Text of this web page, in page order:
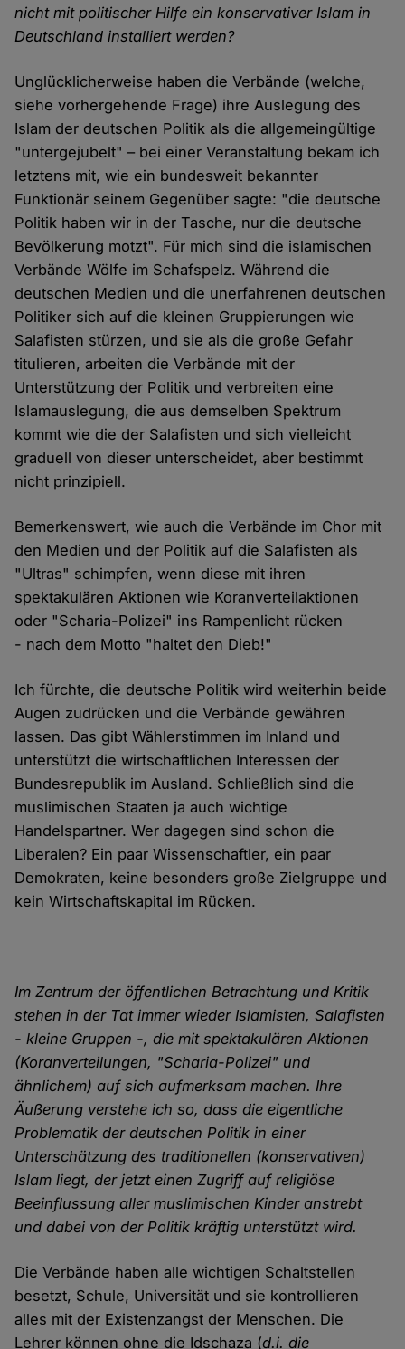
nicht mit politischer Hilfe ein konservativer Islam in
Deutschland installiert werden?
Unglücklicherweise haben die Verbände (welche,
siehe vorhergehende Frage) ihre Auslegung des
Islam der deutschen Politik als die allgemeingültige
"untergejubelt" – bei einer Veranstaltung bekam ich
letztens mit, wie ein bundesweit bekannter
Funktionär seinem Gegenüber sagte: "die deutsche
Politik haben wir in der Tasche, nur die deutsche
Bevölkerung motzt". Für mich sind die islamischen
Verbände Wölfe im Schafspelz. Während die
deutschen Medien und die unerfahrenen deutschen
Politiker sich auf die kleinen Gruppierungen wie
Salafisten stürzen, und sie als die große Gefahr
titulieren, arbeiten die Verbände mit der
Unterstützung der Politik und verbreiten eine
Islamauslegung, die aus demselben Spektrum
kommt wie die der Salafisten und sich vielleicht
graduell von dieser unterscheidet, aber bestimmt
nicht prinzipiell.
Bemerkenswert, wie auch die Verbände im Chor mit
den Medien und der Politik auf die Salafisten als
"Ultras" schimpfen, wenn diese mit ihren
spektakulären Aktionen wie Koranverteilaktionen
oder "Scharia-Polizei" ins Rampenlicht rücken
- nach dem Motto "haltet den Dieb!"
Ich fürchte, die deutsche Politik wird weiterhin beide
Augen zudrücken und die Verbände gewähren
lassen. Das gibt Wählerstimmen im Inland und
unterstützt die wirtschaftlichen Interessen der
Bundesrepublik im Ausland. Schließlich sind die
muslimischen Staaten ja auch wichtige
Handelspartner. Wer dagegen sind schon die
Liberalen? Ein paar Wissenschaftler, ein paar
Demokraten, keine besonders große Zielgruppe und
kein Wirtschaftskapital im Rücken.
Im Zentrum der öffentlichen Betrachtung und Kritik
stehen in der Tat immer wieder Islamisten, Salafisten
- kleine Gruppen -, die mit spektakulären Aktionen
(Koranverteilungen, "Scharia-Polizei" und
ähnlichem) auf sich aufmerksam machen. Ihre
Äußerung verstehe ich so, dass die eigentliche
Problematik der deutschen Politik in einer
Unterschätzung des traditionellen (konservativen)
Islam liegt, der jetzt einen Zugriff auf religiöse
Beeinflussung aller muslimischen Kinder anstrebt
und dabei von der Politik kräftig unterstützt wird.
Die Verbände haben alle wichtigen Schaltstellen
besetzt, Schule, Universität und sie kontrollieren
alles mit der Existenzangst der Menschen. Die
Lehrer können ohne die Idschaza (d.i. die